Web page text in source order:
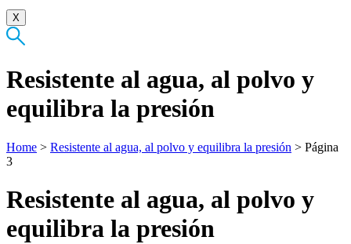
X
Resistente al agua, al polvo y
equilibra la presión
Home > Resistente al agua, al polvo y equilibra la presión > Página
3
Resistente al agua, al polvo y
equilibra la presión